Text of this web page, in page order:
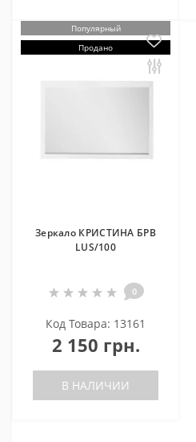
Популярный
Продано
Зеркало КРИСТИНА БРВ
LUS/100
0
Код Товара: 13161
2 150 грн.
В НАЛИЧИИ